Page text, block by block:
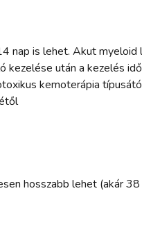
nap is lehet. Akut myeloid
kezelése után a kezelés
kemoterápia
hosszabb lehet (akár 38